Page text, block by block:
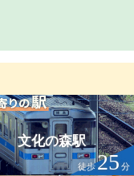
文化の森駅
徒歩25 分